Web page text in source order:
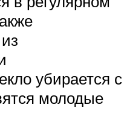
убирается с
молодые